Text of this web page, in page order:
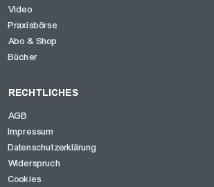
Video
Praxisbörse
Abo & Shop
Bücher
RECHTLICHES
AGB
Impressum
Datenschutzerklärung
Widerspruch
Cookies